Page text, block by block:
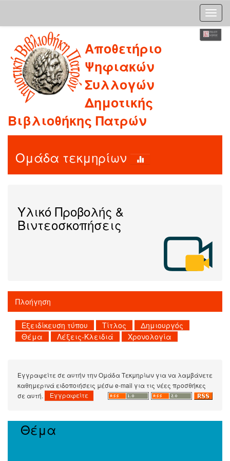
navigation
Αποθετήριο
Ψηφιακών
Συλλογών
Δημοτικής
Βιβλιοθήκης Πατρών
Ομάδα τεκμηρίων
Υλικό Προβολής &
Βιντεοσκοπήσεις
Πλοήγηση
Εγγραφείτε σε αυτήν την Ομάδα Τεκμηρίων για να λαμβάνετε
καθημερινά ειδοποιήσεις μέσω e-mail για τις νέες προσθήκες
σε αυτή.
Θέμα